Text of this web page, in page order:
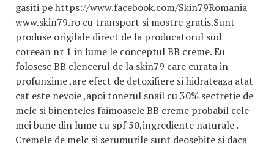
gasiti pe https://www.facebook.com/Skin79Romania
www.skin79.ro cu transport si mostre gratis.Sunt
produse origilale direct de la producatorul sud
coreean nr 1 in lume le conceptul BB creme. Eu
folosesc BB clencerul de la skin79 care curata in
profunzime ,are efect de detoxifiere si hidrateaza atat
cat este nevoie ,apoi tonerul snail cu 30% sectretie de
melc si binenteles faimoasele BB creme probabil cele
mei bune din lume cu spf 50,ingrediente naturale .
Cremele de melc si serumurile sunt deosebite si daca